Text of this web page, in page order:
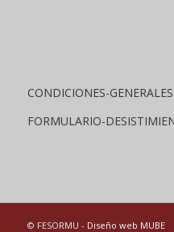
CONDICIONES-
FORMULARIO-
© FESORMU - Diseño web MUBE